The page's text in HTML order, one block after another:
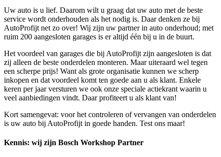
Uw auto is u lief. Daarom wilt u graag dat uw auto met de beste
service wordt onderhouden als het nodig is. Daar denken ze bij
AutoProfijt net zo over! Wij zijn uw partner in auto onderhoud; met
ruim 200 aangesloten garages is er altijd één bij u in de buurt.
Het voordeel van garages die bij AutoProfijt zijn aangesloten is dat
zij alleen de beste onderdelen monteren. Maar uiteraard wel tegen
een scherpe prijs! Want als grote organisatie kunnen we scherp
inkopen en dat voordeel komt ten goede aan u als klant. Enkele
keren per jaar versturen we ook onze speciale actiekrant waarin u
veel aanbiedingen vindt. Daar profiteert u als klant van!
Kort samengevat: voor het controleren of vervangen van onderdelen
is uw auto bij AutoProfijt in goede handen. Test ons maar!
Kennis: wij zijn Bosch Workshop Partner